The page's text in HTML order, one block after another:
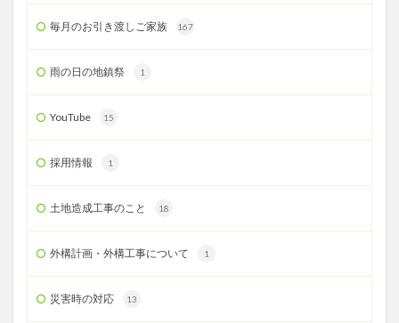
毎月のお引き渡しご家族 167
雨の日の地鎮祭 1
YouTube 15
採用情報 1
土地造成工事のこと 18
外構計画・外構工事について 1
災害時の対応 13